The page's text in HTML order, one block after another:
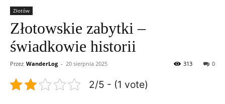
Złotów
Złotowskie zabytki –
świadkowie historii
Przez WanderLog - 20 sierpnia 2025 0
313
2/5 - (1 vote)